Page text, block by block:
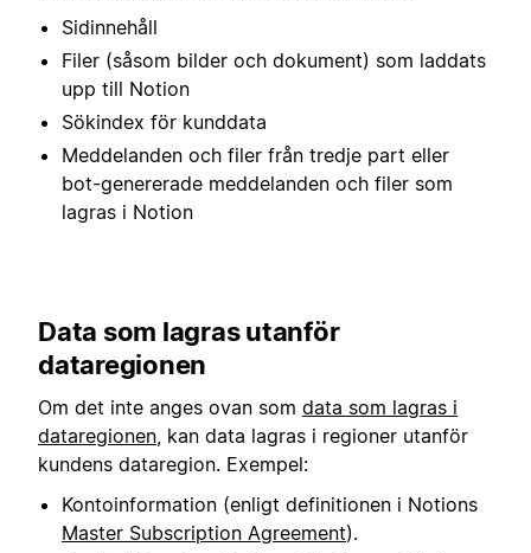
Sidinnehåll
Filer (såsom bilder och dokument) som laddats
upp till Notion
Sökindex för kunddata
Meddelanden och filer från tredje part eller
bot-genererade meddelanden och filer som
lagras i Notion
Data som lagras utanför
dataregionen
Om det inte anges ovan som data som lagras i
dataregionen, kan data lagras i regioner utanför
kundens dataregion. Exempel:
Kontoinformation (enligt definitionen i Notions
Master Subscription Agreement).